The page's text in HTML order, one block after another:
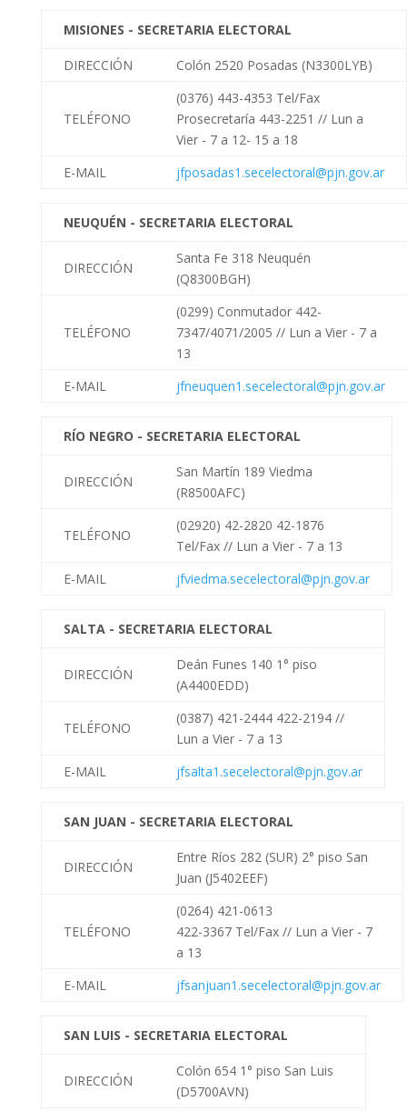
MISIONES - SECRETARIA ELECTORAL
DIRECCIÓN Colón 2520 Posadas (N3300LYB)
TELÉFONO
(0376) 443-4353 Tel/Fax
Prosecretaría 443-2251 // Lun a
Vier - 7 a 12- 15 a 18
E-MAIL
jfposadas1.secelectoral@pjn.gov.ar
NEUQUÉN - SECRETARIA ELECTORAL
DIRECCIÓN
Santa Fe 318 Neuquén
(Q8300BGH)
TELÉFONO
(0299) Conmutador 442-
7347/4071/2005 // Lun a Vier - 7 a
13
E-MAIL
jfneuquen1.secelectoral@pjn.gov.ar
RÍO NEGRO - SECRETARIA ELECTORAL
DIRECCIÓN
San Martín 189 Viedma
(R8500AFC)
TELÉFONO
(02920) 42-2820 42-1876
Tel/Fax // Lun a Vier - 7 a 13
E-MAIL
jfviedma.secelectoral@pjn.gov.ar
SALTA - SECRETARIA ELECTORAL
DIRECCIÓN
Deán Funes 140 1° piso
(A4400EDD)
TELÉFONO
(0387) 421-2444 422-2194 //
Lun a Vier - 7 a 13
E-MAIL
jfsalta1.secelectoral@pjn.gov.ar
SAN JUAN - SECRETARIA ELECTORAL
DIRECCIÓN
Entre Ríos 282 (SUR) 2° piso San
Juan (J5402EEF)
TELÉFONO
(0264) 421-0613
422-3367 Tel/Fax // Lun a Vier - 7
a 13
E-MAIL
jfsanjuan1.secelectoral@pjn.gov.ar
SAN LUIS - SECRETARIA ELECTORAL
DIRECCIÓN
Colón 654 1° piso San Luis
(D5700AVN)